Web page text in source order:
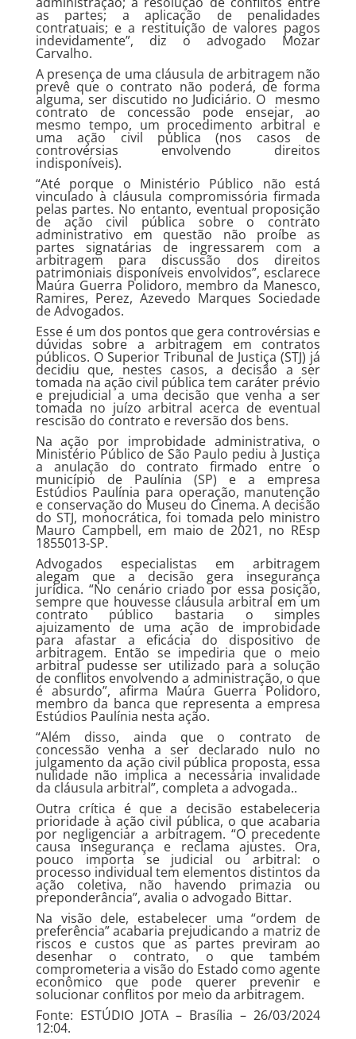
as partes; a aplicação de penalidades
contratuais; e a restituição de valores pagos
indevidamente”, diz o advogado Mozar
Carvalho.
A presença de uma cláusula de arbitragem não
prevê que o contrato não poderá, de forma
alguma, ser discutido no Judiciário. O mesmo
contrato de concessão pode ensejar, ao
mesmo tempo, um procedimento arbitral e
uma ação civil pública (nos casos de
controvérsias envolvendo direitos
indisponíveis).
“Até porque o Ministério Público não está
vinculado à cláusula compromissória firmada
pelas partes. No entanto, eventual proposição
de ação civil pública sobre o contrato
administrativo em questão não proíbe as
partes signatárias de ingressarem com a
arbitragem para discussão dos direitos
patrimoniais disponíveis envolvidos”, esclarece
Maúra Guerra Polidoro, membro da Manesco,
Ramires, Perez, Azevedo Marques Sociedade
de Advogados.
Esse é um dos pontos que gera controvérsias e
dúvidas sobre a arbitragem em contratos
públicos. O Superior Tribunal de Justiça (STJ) já
decidiu que, nestes casos, a decisão a ser
tomada na ação civil pública tem caráter prévio
e prejudicial a uma decisão que venha a ser
tomada no juízo arbitral acerca de eventual
rescisão do contrato e reversão dos bens.
Na ação por improbidade administrativa, o
Ministério Público de São Paulo pediu à Justiça
a anulação do contrato firmado entre o
município de Paulínia (SP) e a empresa
Estúdios Paulínia para operação, manutenção
e conservação do Museu do Cinema. A decisão
do STJ, monocrática, foi tomada pelo ministro
Mauro Campbell, em maio de 2021, no REsp
1855013-SP.
Advogados especialistas em arbitragem
alegam que a decisão gera insegurança
jurídica. “No cenário criado por essa posição,
sempre que houvesse cláusula arbitral em um
contrato público bastaria o simples
ajuizamento de uma ação de improbidade
para afastar a eficácia do dispositivo de
arbitragem. Então se impediria que o meio
arbitral pudesse ser utilizado para a solução
de conflitos envolvendo a administração, o que
é absurdo”, afirma Maúra Guerra Polidoro,
membro da banca que representa a empresa
Estúdios Paulínia nesta ação.
“Além disso, ainda que o contrato de
concessão venha a ser declarado nulo no
julgamento da ação civil pública proposta, essa
nulidade não implica a necessária invalidade
da cláusula arbitral”, completa a advogada..
Outra crítica é que a decisão estabeleceria
prioridade à ação civil pública, o que acabaria
por negligenciar a arbitragem. “O precedente
causa insegurança e reclama ajustes. Ora,
pouco importa se judicial ou arbitral: o
processo individual tem elementos distintos da
ação coletiva, não havendo primazia ou
preponderância”, avalia o advogado Bittar.
Na visão dele, estabelecer uma “ordem de
preferência” acabaria prejudicando a matriz de
riscos e custos que as partes previram ao
desenhar o contrato, o que também
comprometeria a visão do Estado como agente
econômico que pode querer prevenir e
solucionar conflitos por meio da arbitragem.
Fonte: ESTÚDIO JOTA – Brasília – 26/03/2024
12:04.